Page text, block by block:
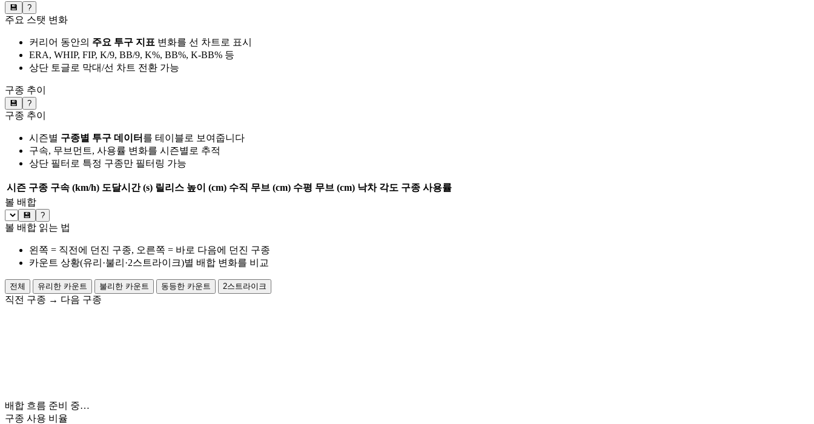
💾 ?
주요 스탯 변화
커리어 동안의 주요 투구 지표 변화를 선 차트로 표시
ERA, WHIP, FIP, K/9, BB/9, K%, BB%, K-BB% 등
상단 토글로 막대/선 차트 전환 가능
구종 추이
💾 ?
구종 추이
시즌별 구종별 투구 데이터 를 테이블로 보여줍니다
구속, 무브먼트, 사용률 변화를 시즌별로 추적
상단 필터로 특정 구종만 필터링 가능
시즌 구종 구속 (km/h) 도달시간 (s) 릴리스 높이 (cm) 수직 무브 (cm) 수평 무브 (cm) 낙차 각도 구종 사용률
볼 배합
💾 ?
볼 배합 읽는 법
왼쪽 = 직전에 던진 구종, 오른쪽 = 바로 다음에 던진 구종
카운트 상황(유리·불리·2스트라이크)별 배합 변화를 비교
전체 유리한 카운트 불리한 카운트 동등한 카운트 2스트라이크
직전 구종 → 다음 구종
배합 흐름 준비 중…
구종 사용 비율